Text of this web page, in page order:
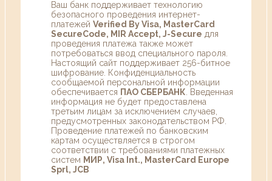
Ваш банк поддерживает технологию
безопасного проведения интернет-
платежей Verified By Visa, MasterCard
SecureCode, MIR Accept, J-Secure для
проведения платежа также может
потребоваться ввод специального пароля.
Настоящий сайт поддерживает 256-битное
шифрование. Конфиденциальность
сообщаемой персональной информации
обеспечивается ПАО СБЕРБАНК . Введенная
информация не будет предоставлена
третьим лицам за исключением случаев,
предусмотренных законодательством РФ.
Проведение платежей по банковским
картам осуществляется в строгом
соответствии с требованиями платежных
систем МИР, Visa Int., MasterCard Europe
Sprl, JCB